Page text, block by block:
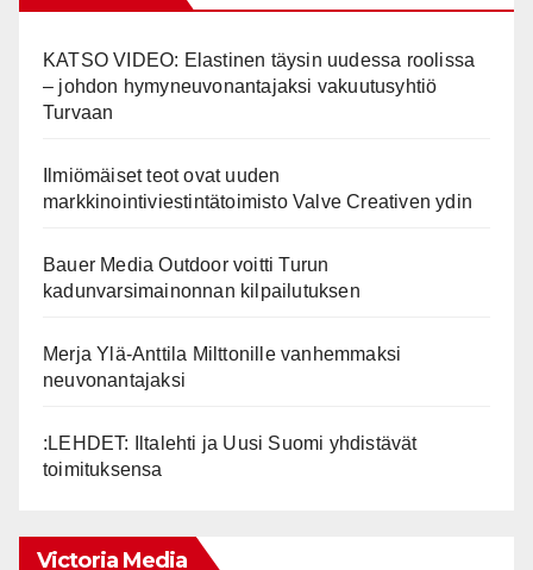
KATSO VIDEO: Elastinen täysin uudessa roolissa
– johdon hymyneuvonantajaksi vakuutusyhtiö
Turvaan
Ilmiömäiset teot ovat uuden
markkinointiviestintätoimisto Valve Creativen ydin
Bauer Media Outdoor voitti Turun
kadunvarsimainonnan kilpailutuksen
Merja Ylä-Anttila Milttonille vanhemmaksi
neuvonantajaksi
:LEHDET: Iltalehti ja Uusi Suomi yhdistävät
toimituksensa
Victoria Media